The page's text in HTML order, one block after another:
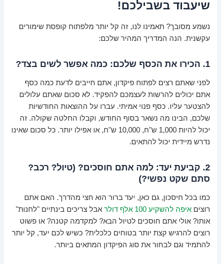
שיעבוד בשבילכם!
נשמע מסובך? תאמינו לנו, זה קל יותר מלפתוח קופסת שימורים
עקשנית. הנה המדריך המהיר שלכם:
1. הכירו את הכסף שלכם: כמה אפשר לשים בצד?
לפני שאתם רצים לפתוח פיקדון, אתם חייבים לדעת כמה כסף
אתם יכולים להרשות לעצמכם להפקיד. לא סכום שאתם עלולים
להצטער עליו. כסף פנוי אמיתי. עברו על ההוצאות החודשיות
שלכם, הבינו מה נשאר בסוף החודש, וקבלו החלטה שקולה. זה
יכול להיות 1,000 ש"ח, 10,000 ש"ח, או אפילו יותר. כל סכום שאינו
נדרש מיידית יכול להתאים.
2. קביעת יעד: למה אתם חוסכים? (טיול? רכב?
סתם שקט נפשי?)
כמו בכל חיסכון, גם כאן, יעד ברור הוא חצי מהדרך. האם אתם
רוציםאיפה להשקיע 100 אלף דולר
אבל צריכים בינתיים "לחנות"
אותו? אולי אתם חוסכים לטיול הבא? למקדמה קטנה? או פשוט
רוצים להרגיש קצת יותר בטוחים כלכלית? כשיש לכם יעד, קל יותר
להתמיד וגם לבחור את סוג הפיקדון המתאים ביותר.